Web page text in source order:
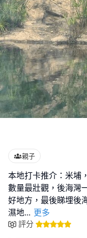
親子
本地打卡推介：米埔
數量最壯觀，後海灣
好地方，最後睇埋後
濕地... 更多
評分